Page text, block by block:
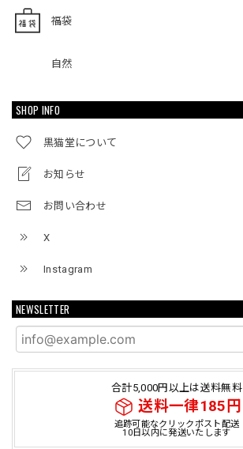
福袋
自然
SHOP INFO
黒猫堂について
お知らせ
お問い合わせ
X
Instagram
NEWSLETTER
合計5,000円以上は送料無料
送料一律185円
追跡可能なクリックポスト配送
10日以内に発送いたします